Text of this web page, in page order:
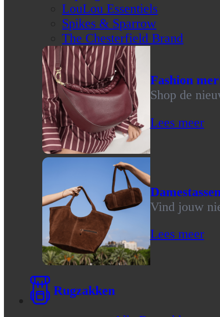
LouLou Essentiels
Spikes & Sparrow
The Chesterfield Brand
Fashion
Shop de
Lees meer
Vind jouw
Lees meer
Rugzakken